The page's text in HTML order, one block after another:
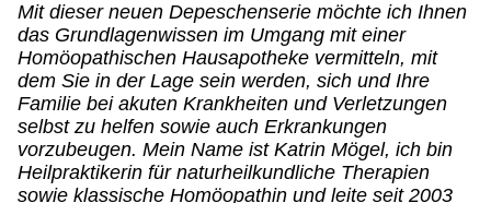
Mit dieser neuen Depeschenserie möchte ich Ihnen
das Grundlagenwissen im Umgang mit einer
Homöopathischen Hausapotheke vermitteln, mit
dem Sie in der Lage sein werden, sich und Ihre
Familie bei akuten Krankheiten und Verletzungen
selbst zu helfen sowie auch Erkrankungen
vorzubeugen. Mein Name ist Katrin Mögel, ich bin
Heilpraktikerin für naturheilkundliche Therapien
sowie klassische Homöopathin und leite seit 2003